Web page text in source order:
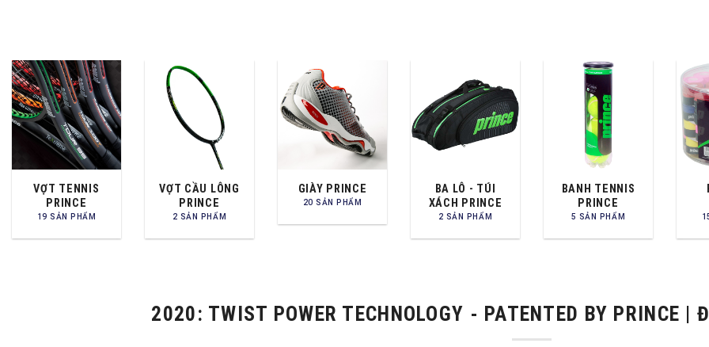
VỢT TENNIS
PRINCE
19 SẢN PHẨM
VỢT CẦU LÔNG
PRINCE
2 SẢN PHẨM
GIÀY PRINCE
20 SẢN PHẨM
BA LÔ - TÚI
XÁCH PRINCE
2 SẢN PHẨM
BANH TENNIS
PRINCE
5 SẢN PHẨM
2020: TWIST POWER TECHNOLOGY - PATENTED BY PRINCE |